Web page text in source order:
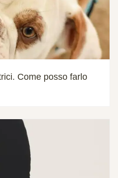
Come posso farlo